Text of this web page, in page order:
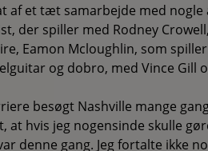
af et tæt samarbejde med nogle
der spiller med Rodney
Eamon Mcloughlin, som
og dobro, med Vince Gill
besøgt Nashville mange
at hvis jeg nogensinde skulle
denne gang. Jeg fortalte ikke